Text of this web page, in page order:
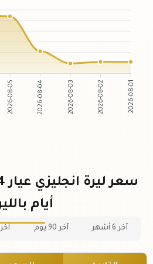
2026-08-05 2026-08-04 2026-08-03 2026-08-02 2026-08-01
أيام
آخر 6 أشهر آخر 90 يوم آخر 30 يوم